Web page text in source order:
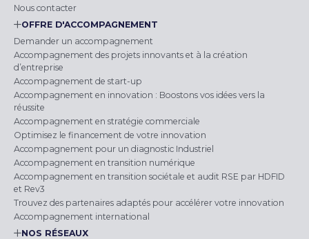
Nous contacter
OFFRE D'ACCOMPAGNEMENT
Demander un accompagnement
Accompagnement des projets innovants et à la création
d’entreprise
Accompagnement de start-up
Accompagnement en innovation : Boostons vos idées vers la
réussite
Accompagnement en stratégie commerciale
Optimisez le financement de votre innovation
Accompagnement pour un diagnostic Industriel
Accompagnement en transition numérique
Accompagnement en transition sociétale et audit RSE par HDFID
et Rev3
Trouvez des partenaires adaptés pour accélérer votre innovation
Accompagnement international
NOS RÉSEAUX